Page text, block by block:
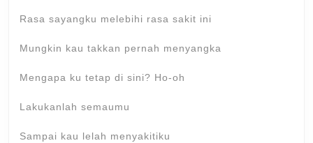
Rasa sayangku melebihi rasa sakit ini
Mungkin kau takkan pernah menyangka
Mengapa ku tetap di sini? Ho-oh
Lakukanlah semaumu
Sampai kau lelah mеnyakitiku